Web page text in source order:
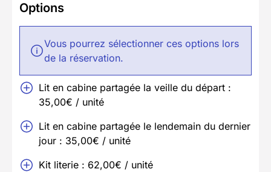
Options
Vous pourrez sélectionner ces options lors
de la réservation.
Lit en cabine partagée la veille du départ :
35,00€ / unité
Lit en cabine partagée le lendemain du dernier
jour : 35,00€ / unité
Kit literie : 62,00€ / unité